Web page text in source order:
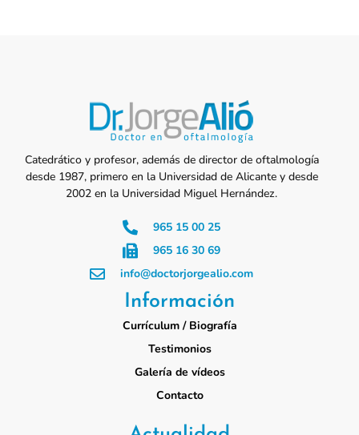
Catedrático y profesor, además de director de oftalmología
desde 1987, primero en la Universidad de Alicante y desde
2002 en la Universidad Miguel Hernández.
965 15 00 25
965 16 30 69
info@doctorjorgealio.com
Información
Currículum / Biografía
Testimonios
Galería de vídeos
Contacto